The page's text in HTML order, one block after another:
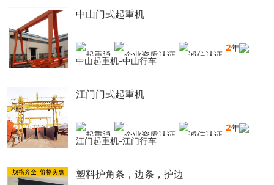
中山门式起重机
2年
中山起重机-中山行车
江门门式起重机
2年
江门起重机-江门行车
塑料护角条，边条，护边